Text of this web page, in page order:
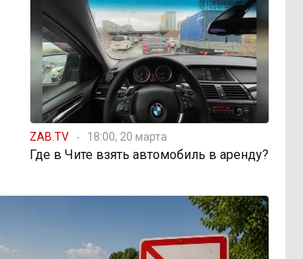
ZAB.TV 18:00, 20 марта
Где в Чите взять автомобиль в аренду?